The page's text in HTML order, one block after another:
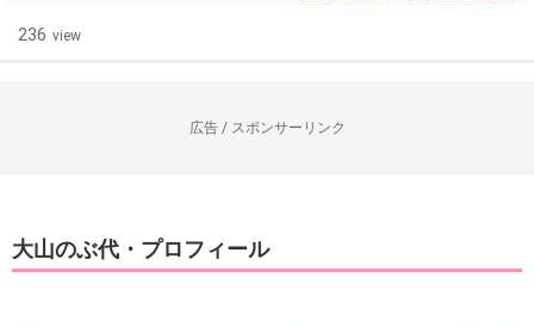
236 view
広告 / スポンサーリンク
大山のぶ代・プロフィール